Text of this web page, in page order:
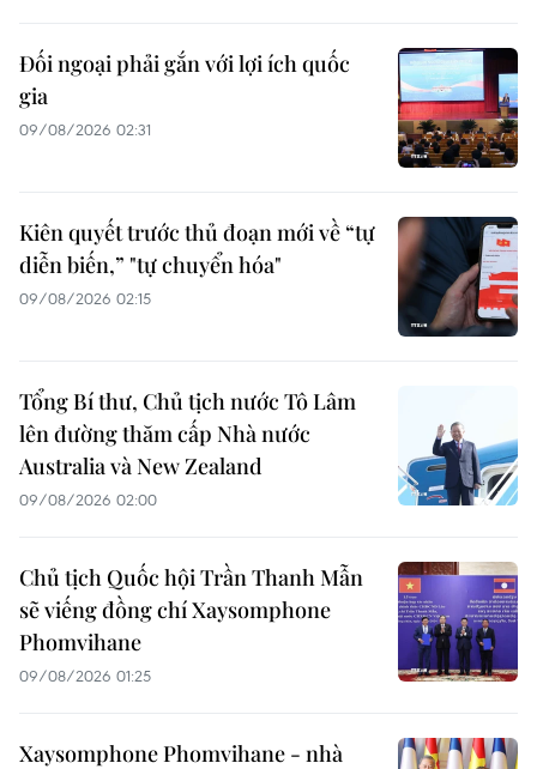
Đối ngoại phải gắn với lợi ích quốc
gia
09/08/2026 02:31
Kiên quyết trước thủ đoạn mới về “tự
diễn biến,” "tự chuyển hóa"
09/08/2026 02:15
Tổng Bí thư, Chủ tịch nước Tô Lâm
lên đường thăm cấp Nhà nước
Australia và New Zealand
09/08/2026 02:00
Chủ tịch Quốc hội Trần Thanh Mẫn
sẽ viếng đồng chí Xaysomphone
Phomvihane
09/08/2026 01:25
Xaysomphone Phomvihane - nhà